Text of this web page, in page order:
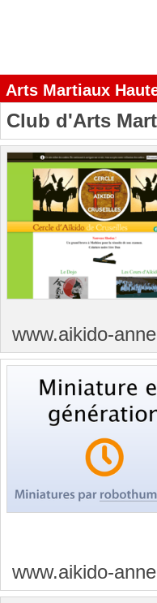
Arts Martiaux
Club d'Arts
www.aikido-
www.aikido-